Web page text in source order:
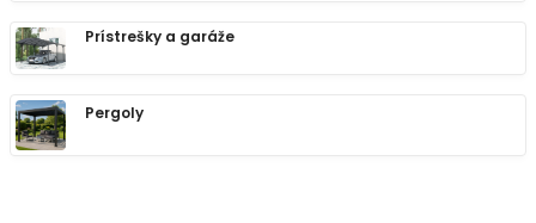
Prístrešky a garáže
Pergoly